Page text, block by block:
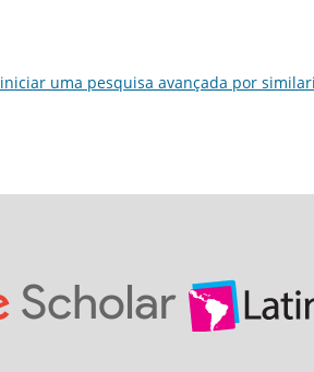
iniciar uma pesquisa avançada por